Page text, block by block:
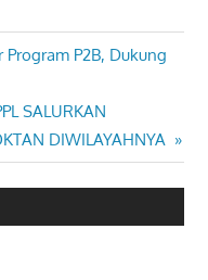
Program P2B, Dukung
SALURKAN
DIWILAYAHNYA